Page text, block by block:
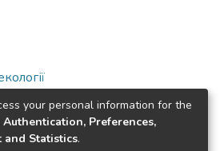
your personal information for the
Authentication, Preferences,
Statistics.